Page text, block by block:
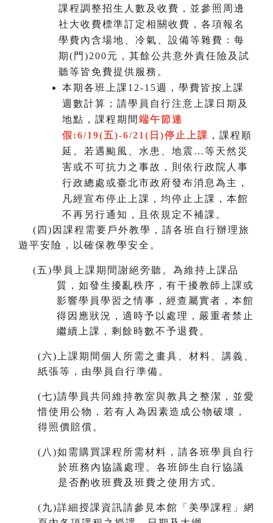
課程調整招生人數及收費，並參照周邊
社大收費標準訂定相關收費，各項報名
學費內含場地、冷氣、設備等雜費：每
期(門)200元，其餘公共意外責任險及試
聽等皆免費提供服務。
本期各班上課12-15週，學費皆按上課
週數計算；請學員自行注意上課日期及
地點，課程期間 端午節連
假:6/19(五)-6/21(日)停止上課 ，課程順
延。若遇颱風、水患、地震…等天然災
害或不可抗力之事故，則依行政院人事
行政總處或臺北市政府發布消息為主，
凡經宣布停止上課，均停止上課，本館
不再另行通知，且依規定不補課。
( 四)因課程需要戶外教學，請各班自行辦理旅
遊平安險，以確保教學安全。
(五)學員上課期間謝絕旁聽。為維持上課品
質，如發生擾亂秩序，有干擾教師上課或
影響學員學習之情事，經查屬實者，本館
得因應狀況，適時予以處理，嚴重者禁止
繼續上課，剩餘時數不予退費。
(六)上課期間個人所需之畫具、材料、講義、
紙張等，由學員自行準備。
(七)請學員共同維持教室與教具之整潔，並愛
惜使用公物，若有人為因素造成公物破壞，
得照價賠償。
( 八)如需購買課程所需材料，請各班學員自行
於班務內協議處理。各班師生自行協議
是否酌收班費及班費之使用方式。
(九)詳細授課資訊請參見本館「美學課程」網